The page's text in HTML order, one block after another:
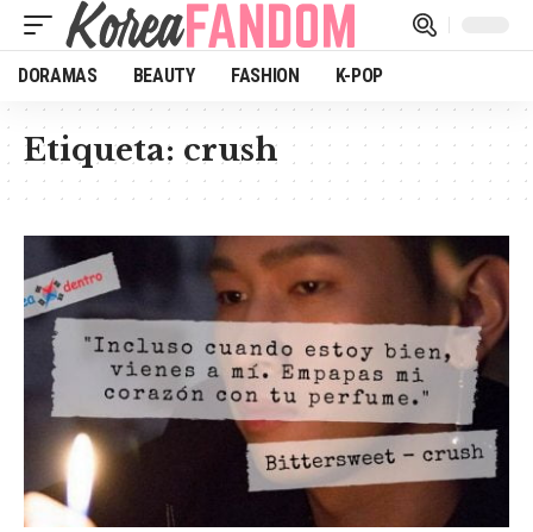
DORAMAS BEAUTY FASHION K-POP
Etiqueta: crush